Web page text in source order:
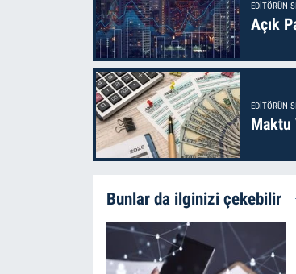
EDITÖRÜN
Açık
EDITÖRÜN
Maktu
Bunlar da ilginizi çekebilir